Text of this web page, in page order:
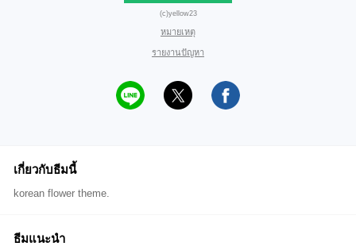
(c)yellow23
หมายเหตุ
รายงานปัญหา
เกี่ยวกับธีมนี้
korean flower theme.
ธีมแนะนำ